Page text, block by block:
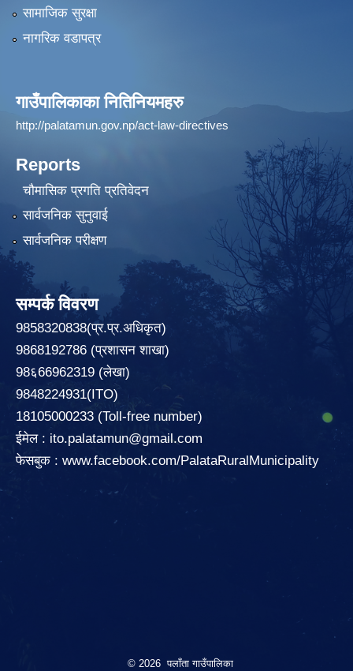
सामाजिक सुरक्षा
नागरिक वडापत्र
गाउँपालिकाका नितिनियमहरु
http://palatamun.gov.np/act-law-directives
Reports
चौमासिक प्रगति प्रतिवेदन
सार्वजनिक सुनुवाई
सार्वजनिक परीक्षण
सम्पर्क विवरण
9858320838(प्र.प्र.अधिकृत)
9868192786 (प्रशासन शाखा)
98६66962319 (लेखा)
9848224931(ITO)
18105000233 (Toll-free number)
ईमेल : ito.palatamun@gmail.com
फेसबुक : www.facebook.com/PalataRuralMunicipality
© 2026 पलाँता गाउँपालिका